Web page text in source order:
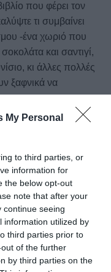
My Personal
to third parties, or
information for
the below opt-out
note that after your
continue seeing
information utilized by
third parties prior to
of the further
by third parties on the
που φέρει τον
τι συμβαίνει
-ένα χωριό που
και σαντιγί,
κι άλλες πολλές
ξαφνικά να
03-0174-8, Σελίδες:
τιμή: 6,60 €
Google News